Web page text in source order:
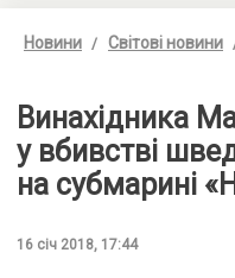
Новини Світові новини
Винахідника
у вбивстві
на субмарині
16 січ 2018, 17:44